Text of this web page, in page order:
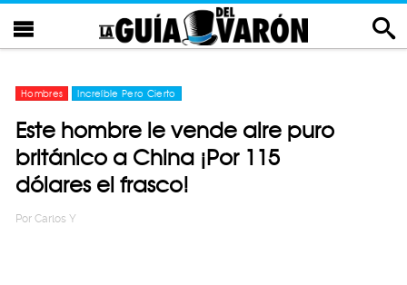
Hombres Increíble Pero Cierto
Este hombre le vende aire puro
británico a China ¡Por 115
dólares el frasco!
Por Carlos Y